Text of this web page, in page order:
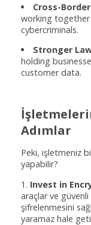
Cross-
working
cybercriminals.
Stronger
holding
customer data.
Adımlar
Peki, işletmeniz
yapabilir?
1. Invest in
araçlar ve güvenli
şifrelenmesini
yaramaz hale